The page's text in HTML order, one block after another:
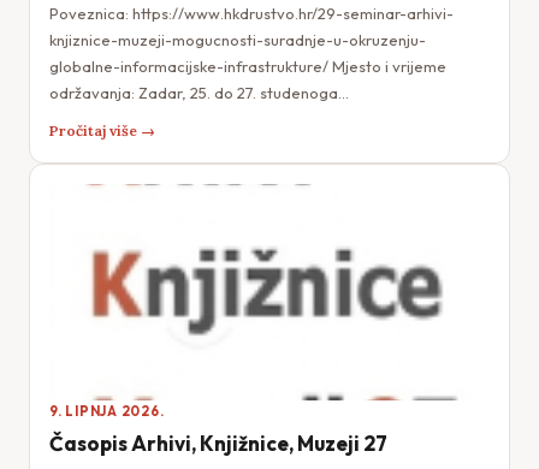
Poveznica: https://www.hkdrustvo.hr/29-seminar-arhivi-
knjiznice-muzeji-mogucnosti-suradnje-u-okruzenju-
globalne-informacijske-infrastrukture/ Mjesto i vrijeme
održavanja: Zadar, 25. do 27. studenoga…
Pročitaj više →
9. LIPNJA 2026.
Časopis Arhivi, Knjižnice, Muzeji 27